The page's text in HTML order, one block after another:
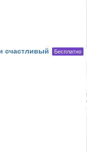
счастливый Бесплатно